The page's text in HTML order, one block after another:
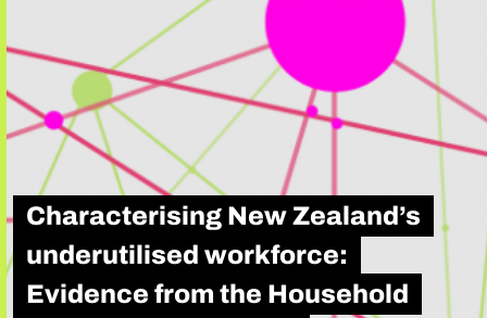
Characterising New Zealand’s
underutilised workforce:
Evidence from the Household